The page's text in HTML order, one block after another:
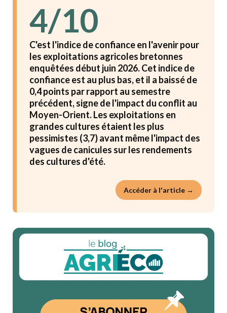
4/10
C'est l'indice de confiance en l'avenir pour
les exploitations agricoles bretonnes
enquêtées début juin 2026. Cet indice de
confiance est au plus bas, et il a baissé de
0,4 points par rapport au semestre
précédent, signe de l'impact du conflit au
Moyen-Orient. Les exploitations en
grandes cultures étaient les plus
pessimistes (3,7) avant même l'impact des
vagues de canicules sur les rendements
des cultures d'été.
Accéder à l'article →